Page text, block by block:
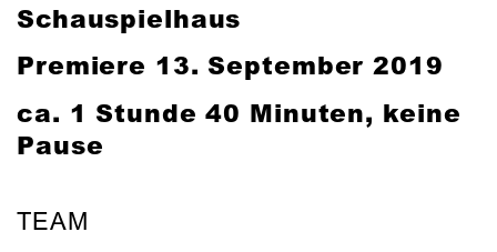
Schauspielhaus
Premiere 13. September 2019
ca. 1 Stunde 40 Minuten, keine
Pause
TEAM